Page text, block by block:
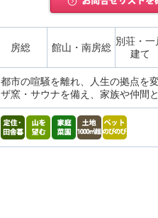
房総 館山・南房総
別荘・一
建て
都市の喧騒を離れ、人生の拠点を
ザ窯・サウナを備え、家族や仲間